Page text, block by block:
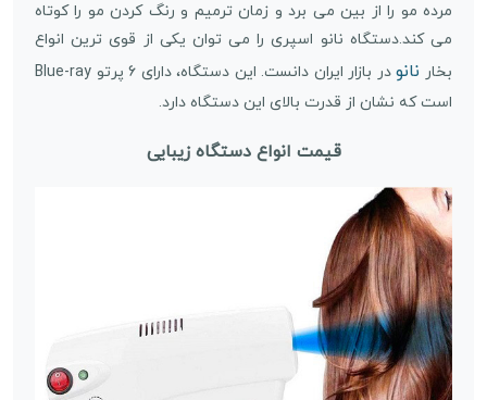
مرده مو را از بین می برد و زمان ترمیم و رنگ کردن مو را کوتاه
می کند.دستگاه نانو اسپری را می توان یکی از قوی ترین انواع
بخار نانو
در بازار ایران دانست. این دستگاه، دارای 6 پرتو Blue-ray
است که نشان از قدرت بالای این دستگاه دارد.
قیمت انواع دستگاه زیبایی